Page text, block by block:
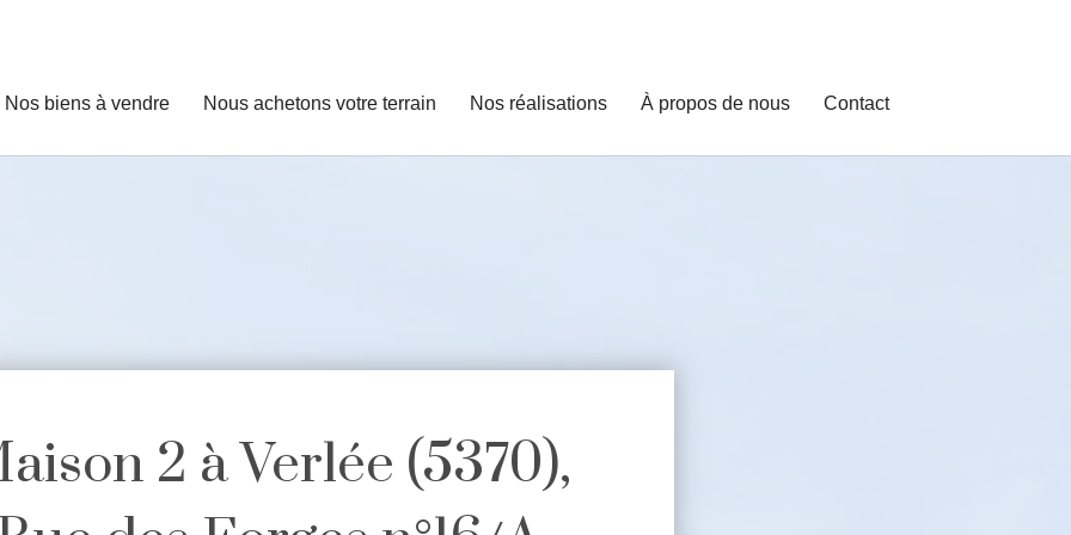
Nos biens à vendre Nous achetons votre terrain Nos réalisations À propos de nous Contact
2 à Verlée (5370),